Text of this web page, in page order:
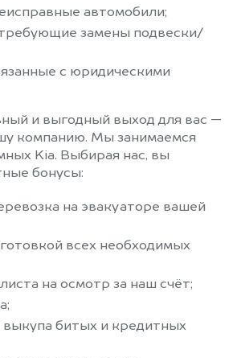
автомобили;
замены подвески/
с юридическими
и выгодный выход для вас —
компанию. Мы занимаемся
Kia. Выбирая нас, вы
бонусы:
на эвакуаторе вашей
всех необходимых
на осмотр за наш счёт;
битых и кредитных